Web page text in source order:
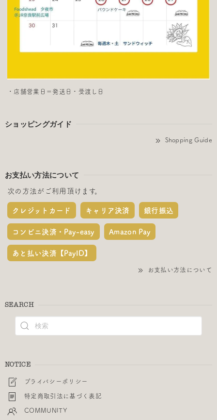
・店舗営業日＝発送日・受渡し日
ショッピングガイド
Shopping Guide
お支払い方法について
次の方法がご利用頂けます。
クレジットカード キャリア決済 銀行振込
コンビニ決済・Pay-easy Amazon Pay
あと払い決済【PayID】
お支払い方法について
SEARCH
NOTICE
プライバシーポリシー
特定商取引法に基づく表記
COMMUNITY